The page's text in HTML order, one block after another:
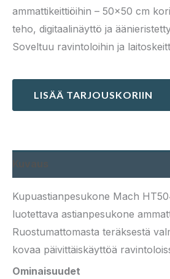
ammattikeittiöihin – 50×50 cm
teho, digitaalinäyttö ja
Soveltuu ravintoloihin ja
LISÄÄ TARJOUSKORIIN
Kupuastianpesukone Mach
luotettava astianpesukone
Ruostumattomasta teräksestä
kovaa päivittäiskäyttöä
Ominaisuudet